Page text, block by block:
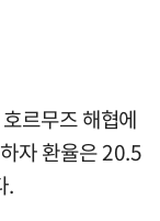
르무즈 해협에
자 환율은 20.5
.